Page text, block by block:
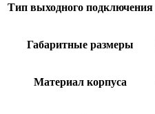
Тип выходного подключения
Габаритные размеры
Материал корпуса